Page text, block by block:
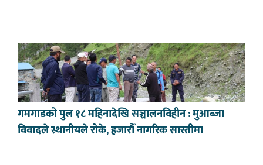
गमगाडको पुल १८ महिनादेखि सञ्चालनविहीन : मुआब्जा
विवादले स्थानीयले रोके, हजारौँ नागरिक सास्तीमा